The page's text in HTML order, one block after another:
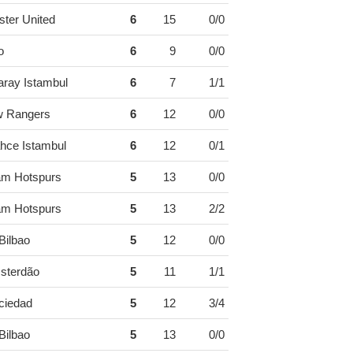
United 6 15 0/0
6 9 0/0
Istambul 6 7 1/1
Rangers 6 12 0/0
Istambul 6 12 0/1
Hotspurs 5 13 0/0
Hotspurs 5 13 2/2
5 12 0/0
5 11 1/1
5 12 3/4
5 13 0/0